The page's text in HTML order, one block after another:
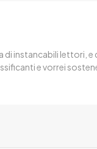
instancabili lettori,
e vorrei